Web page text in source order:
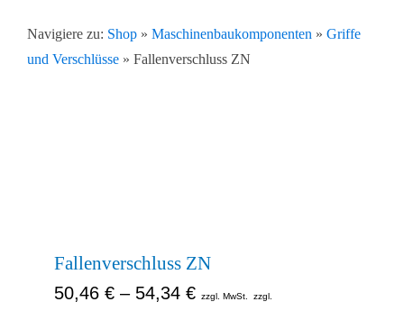
Navigiere zu: Shop» Maschinenbaukomponenten » Griffe
und Verschlüsse» Fallenverschluss ZN
Fallenverschluss ZN
50,46 € – 54,34 € zzgl. MwSt. zzgl.